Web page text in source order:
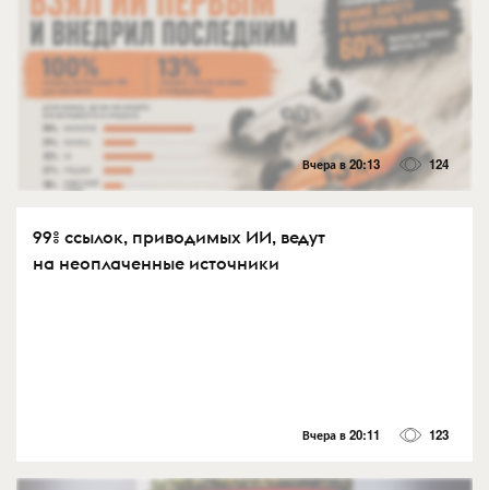
Вчера в 20:13 124
99% ссылок, приводимых ИИ, ведут
на неоплаченные источники
Вчера в 20:11 123